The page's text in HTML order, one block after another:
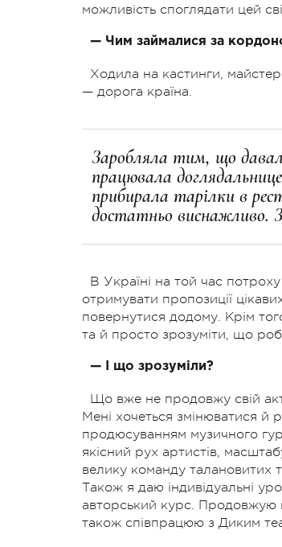
можливість споглядати цей
— Чим займалися за
Ходила на кастинги,
— дорога країна.
Заробляла тим, що
працювала
прибирала тарілки в
достатньо виснажливо.
В Україні на той час
отримувати пропозиції
повернутися додому. Крім
та й просто зрозуміти, що
— І що зрозуміли?
Що вже не продовжу свій
Мені хочеться змінюватися й
продюсуванням музичного
якісний рух артистів,
велику команду талановитих
Також я даю індивідуальні
авторський курс. Продовжую
також співпрацюю з Диким